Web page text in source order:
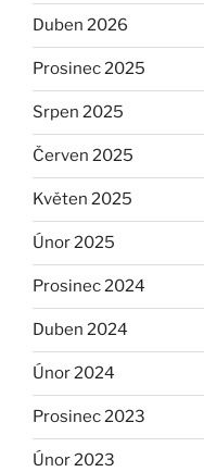
Duben 2026
Prosinec 2025
Srpen 2025
Červen 2025
Květen 2025
Únor 2025
Prosinec 2024
Duben 2024
Únor 2024
Prosinec 2023
Únor 2023